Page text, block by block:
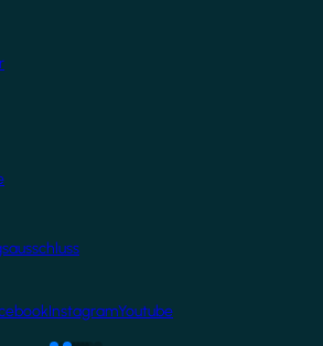
InstagramYoutube